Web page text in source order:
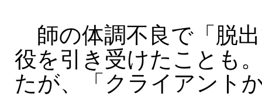
師の体調不良で「脱
役を引き受けたことも
たが、「クライアント